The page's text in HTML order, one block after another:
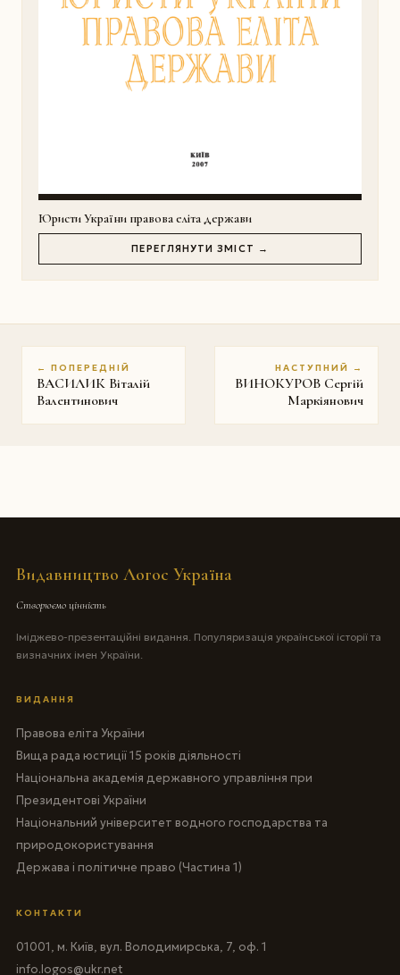
Юристи України правова еліта держави
ПЕРЕГЛЯНУТИ ЗМІСТ →
← ПОПЕРЕДНІЙ
ВАСИЛИК Віталій
Валентинович
НАСТУПНИЙ →
ВИНОКУРОВ Сергій
Маркіянович
Видавництво Логос Україна
Створюємо цінність
Іміджево-презентаційні видання. Популяризація української історії та
визначних імен України.
ВИДАННЯ
Правова еліта України
Вища рада юстиції 15 років діяльності
Національна академія державного управління при
Президентові України
Національний університет водного господарства та
природокористування
Держава і політичне право (Частина 1)
КОНТАКТИ
01001, м. Київ, вул. Володимирська, 7, оф. 1
info.logos@ukr.net